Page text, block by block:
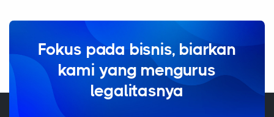
Fokus pada bisnis, biarkan
kami yang mengurus
legalitasnya